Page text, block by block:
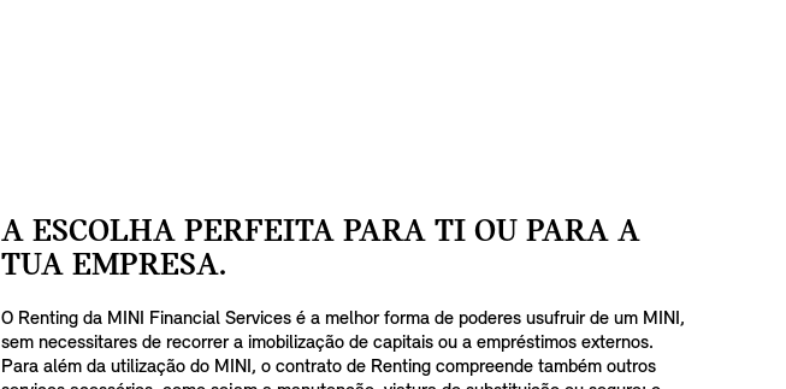
A ESCOLHA PERFEITA PARA TI OU PARA A
TUA EMPRESA.
O Renting da MINI Financial Services é a melhor forma de poderes usufruir de um MINI,
sem necessitares de recorrer a imobilização de capitais ou a empréstimos externos.
Para além da utilização do MINI, o contrato de Renting compreende também outros